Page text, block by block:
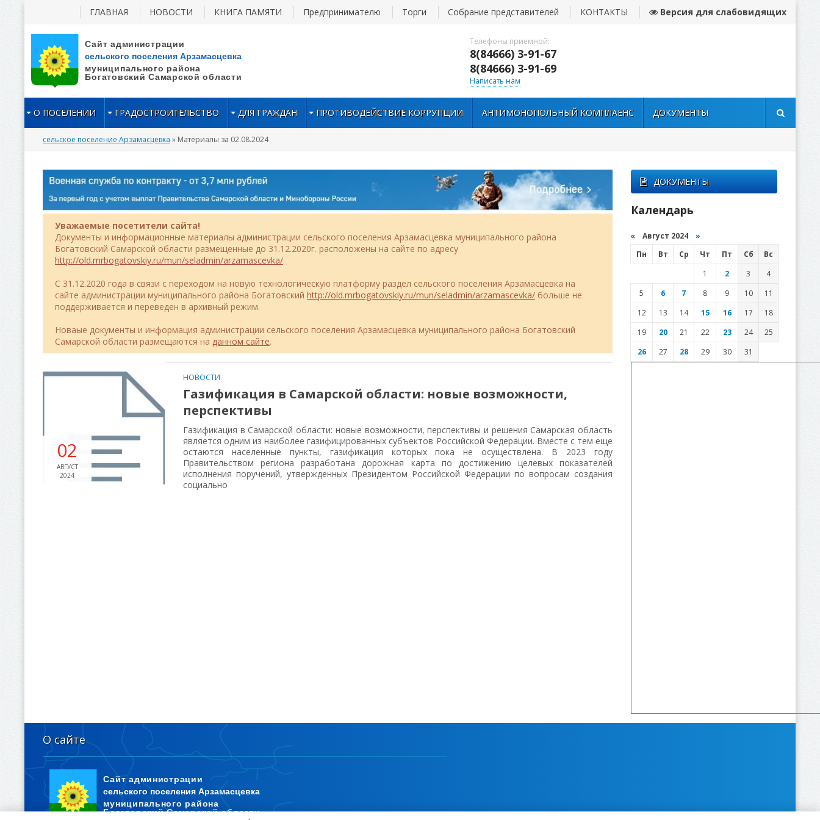
Телефоны приемной:
8(84666) 3-91-67
8(84666) 3-91-69
Написать нам
ГЛАВНАЯ НОВОСТИ КНИГА ПАМЯТИ Предпринимателю Торги Собрание представителей КОНТАКТЫ Версия для слабовидящих
О ПОСЕЛЕНИИ ГРАДОСТРОИТЕЛЬСТВО ДЛЯ ГРАЖДАН ПРОТИВОДЕЙСТВИЕ КОРРУПЦИИ АНТИМОНОПОЛЬНЫЙ КОМПЛАЕНС ДОКУМЕНТЫ
сельское поселение Арзамасцевка » Материалы за 02.08.2024
Уважаемые посетители сайта!
Документы и информационные материалы администрации сельского поселения Арзамасцевка муниципального района
Богатовский Самарской области размещенные до 31.12.2020г. расположены на сайте по адресу
http://old.mrbogatovskiy.ru/mun/seladmin/arzamascevka/
C 31.12.2020 года в связи с переходом на новую технологическую платформу раздел сельского поселения Арзамасцевка на
сайте администрации муниципального района Богатовский http://old.mrbogatovskiy.ru/mun/seladmin/arzamascevka/ больше не
поддерживается и переведен в архивный режим.
Новаые документы и информация администрации сельского поселения Арзамасцевка муниципального района Богатовский
Самарской области размещаются на данном сайте.
02
АВГУСТ
2024
НОВОСТИ
Газификация в Самарской области: новые возможности,
перспективы
Газификация в Самарской области: новые возможности, перспективы и решения Самарская область
является одним из наиболее газифицированных субъектов Российской Федерации. Вместе с тем еще
остаются населенные пункты, газификация которых пока не осуществлена. В 2023 году
Правительством региона разработана дорожная карта по достижению целевых показателей
исполнения поручений, утвержденных Президентом Российской Федерации по вопросам создания
социально
ДОКУМЕНТЫ
Календарь
« Август 2024 »
Пн
Вт Ср Чт Пт Сб
Вс
1
2 3
4
5
6 7 8 9 10
11
12
13 14 15 16 17
18
19
20 21 22 23 24
25
26
27 28 29 30 31
О сайте